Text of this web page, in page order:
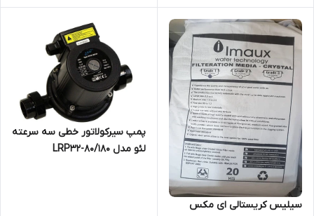
سیلیس کریستالی ای مکس
پمپ سیرکولاتور خطی سه سرعته
لئو مدل LRP32-80/180